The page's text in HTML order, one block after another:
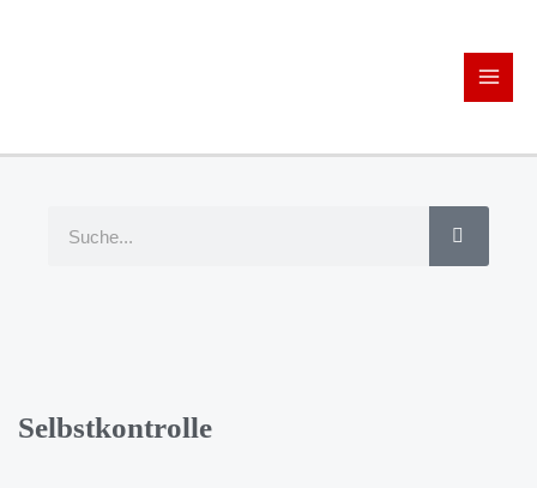
Selbstkontrolle